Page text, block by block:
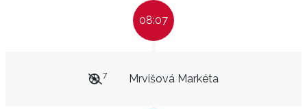
08:07
Mrvišová Markéta
7